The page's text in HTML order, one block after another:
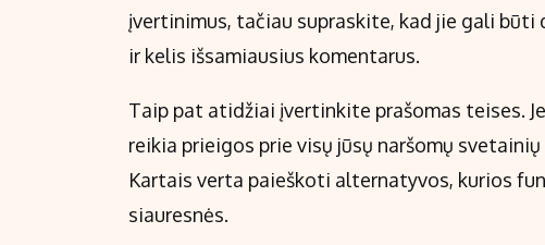
įvertinimus, tačiau supraskite, kad jie gali
ir kelis išsamiausius komentarus.
Taip pat atidžiai įvertinkite prašomas teises.
reikia prieigos prie visų jūsų naršomų
Kartais verta paieškoti alternatyvos, kurios
siauresnės.